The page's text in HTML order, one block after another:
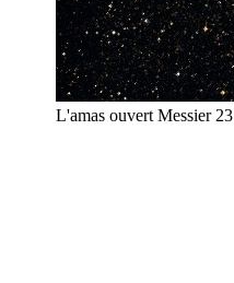
L'amas ouvert Messier 23